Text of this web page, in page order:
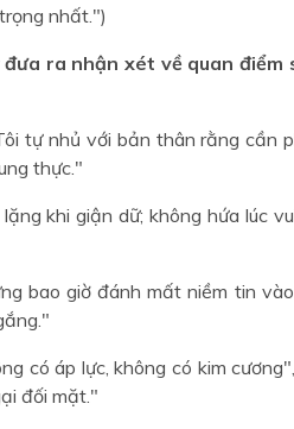
nhất.")
ra nhận xét về quan
tự nhủ với bản thân rằng cần
thực."
khi giận dữ; không hứa lúc
bao giờ đánh mất niềm tin
có áp lực, không có kim
đối mặt."